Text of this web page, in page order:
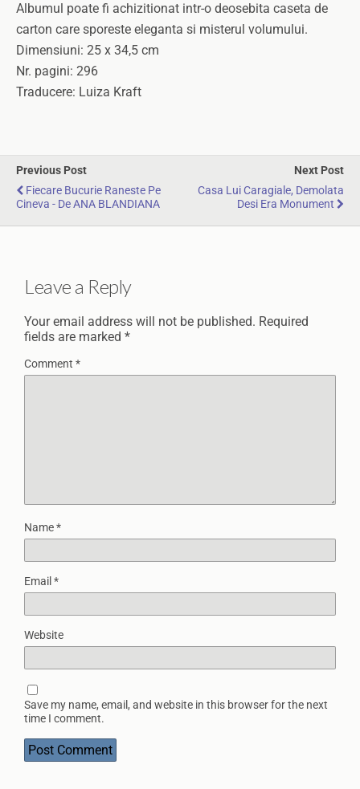
Albumul poate fi achizitionat intr-o deosebita caseta de
carton care sporeste eleganta si misterul volumului.
Dimensiuni: 25 x 34,5 cm
Nr. pagini: 296
Traducere: Luiza Kraft
Previous Post
Fiecare Bucurie Raneste Pe
Cineva - De ANA BLANDIANA
Next Post
Casa Lui Caragiale, Demolata
Desi Era Monument
Leave a Reply
Your email address will not be published. Required
fields are marked *
Comment *
Name*
Email *
Website
Save my name, email, and website in this browser for the next
time I comment.